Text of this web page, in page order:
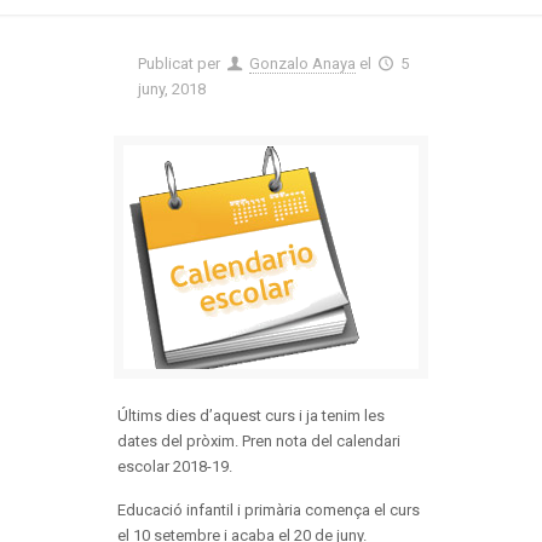
Publicat per Gonzalo Anaya el
5
juny, 2018
Últims dies d’aquest curs i ja tenim les
dates del pròxim. Pren nota del calendari
escolar 2018-19.
Educació infantil i primària comença el curs
el 10 setembre i acaba el 20 de juny.